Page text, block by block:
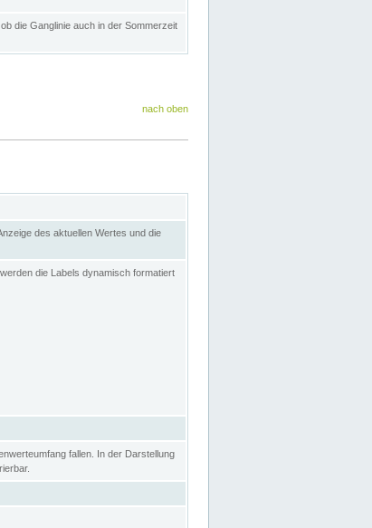
die Ganglinie auch in der Sommerzeit
nach oben
des aktuellen Wertes und die
werden die Labels dynamisch formatiert
fallen. In der Darstellung